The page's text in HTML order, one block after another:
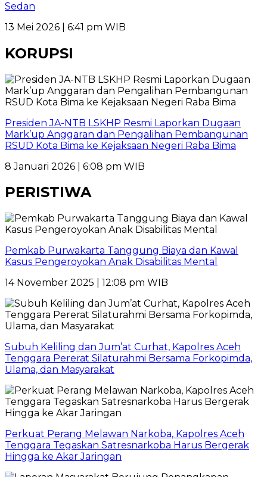
Sedan
13 Mei 2026 | 6:41 pm WIB
KORUPSI
Presiden JA-NTB LSKHP Resmi Laporkan Dugaan
Mark’up Anggaran dan Pengalihan Pembangunan
RSUD Kota Bima ke Kejaksaan Negeri Raba Bima
8 Januari 2026 | 6:08 pm WIB
PERISTIWA
Pemkab Purwakarta Tanggung Biaya dan Kawal
Kasus Pengeroyokan Anak Disabilitas Mental
14 November 2025 | 12:08 pm WIB
Subuh Keliling dan Jum’at Curhat, Kapolres Aceh
Tenggara Pererat Silaturahmi Bersama Forkopimda,
Ulama, dan Masyarakat
Perkuat Perang Melawan Narkoba, Kapolres Aceh
Tenggara Tegaskan Satresnarkoba Harus Bergerak
Hingga ke Akar Jaringan